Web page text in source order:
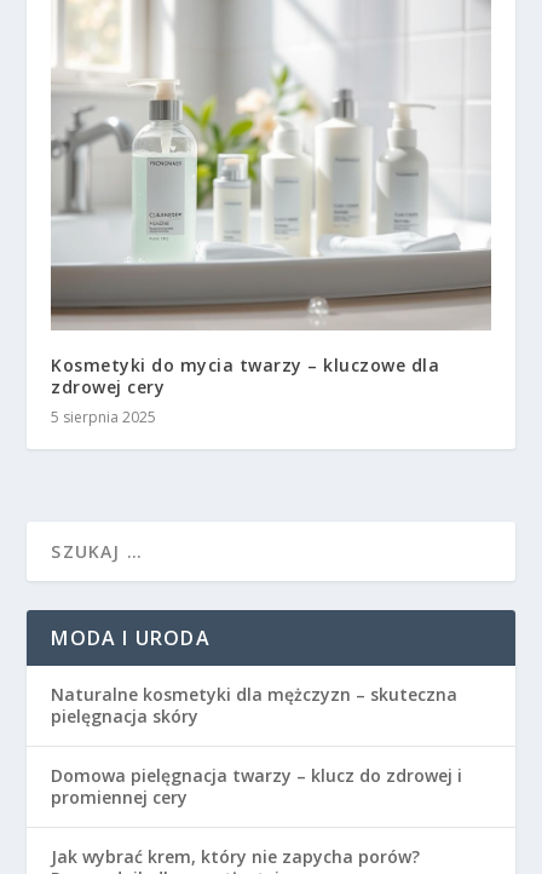
Kosmetyki do mycia twarzy – kluczowe dla
zdrowej cery
5 sierpnia 2025
MODA I URODA
Naturalne kosmetyki dla mężczyzn – skuteczna
pielęgnacja skóry
Domowa pielęgnacja twarzy – klucz do zdrowej i
promiennej cery
Jak wybrać krem, który nie zapycha porów?